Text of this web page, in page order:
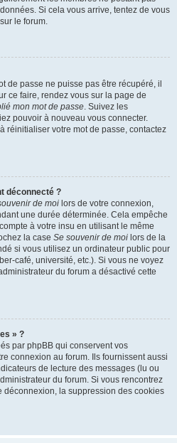
Si cela vous arrive, tentez de vous
le forum.
de passe ne puisse pas être récupéré, il
ce faire, rendez vous sur la page de
mon mot de passe. Suivez les
pouvoir à nouveau vous connecter.
réinitialiser votre mot de passe, contactez
déconnecté ?
de moi lors de votre connexion,
une durée déterminée. Cela empêche
à votre insu en utilisant le même
la case Se souvenir de moi lors de la
si vous utilisez un ordinateur public pour
café, université, etc.). Si vous ne voyez
du forum a désactivé cette
» ?
par phpBB qui conservent vos
connexion au forum. Ils fournissent aussi
de lecture des messages (lu ou
du forum. Si vous rencontrez
la suppression des cookies